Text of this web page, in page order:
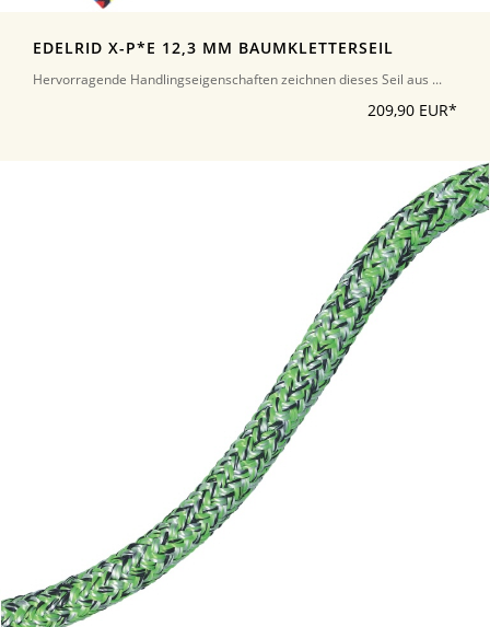
EDELRID X-P*E 12,3 MM BAUMKLETTERSEIL
Hervorragende Handlingseigenschaften zeichnen dieses Seil aus ...
209,90 EUR*